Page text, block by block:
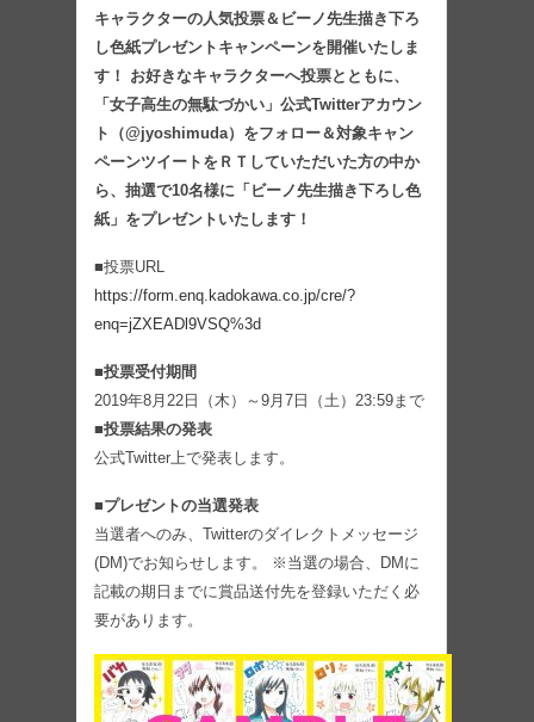
キャラクターの人気投票＆ビーノ先生描き下ろ
し色紙プレゼントキャンペーンを開催いたしま
す！ お好きなキャラクターへ投票とともに、
「女子高生の無駄づかい」公式Twitterアカウン
ト（@jyoshimuda）をフォロー＆対象キャン
ペーンツイートをＲＴしていただいた方の中か
ら、抽選で10名様に「ビーノ先生描き下ろし色
紙」をプレゼントいたします！
■投票URL
https://form.enq.kadokawa.co.jp/cre/?
enq=jZXEADl9VSQ%3d
■投票受付期間
2019年8月22日（木）～9月7日（土）23:59まで
■投票結果の発表
公式Twitter上で発表します。
■プレゼントの当選発表
当選者へのみ、Twitterのダイレクトメッセージ
(DM)でお知らせします。 ※当選の場合、DMに
記載の期日までに賞品送付先を登録いただく必
要があります。